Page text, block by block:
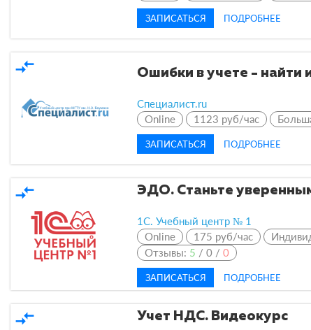
ЗАПИСАТЬСЯ ПОДРОБНЕЕ
compare_arrows Ошибки в учете - найти
Специалист.ru
Online
1123 руб/час
ЗАПИСАТЬСЯ ПОДРОБНЕЕ
compare_arrows ЭДО. Станьте
1С. Учебный центр № 1
Online
175 руб/час
Отзывы: 5 / 0 / 0
ЗАПИСАТЬСЯ ПОДРОБНЕЕ
compare_arrows Учет НДС. Видеокурс